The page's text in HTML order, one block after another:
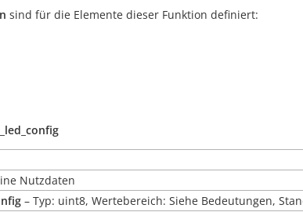
sind für die Elemente dieser Funktion definiert:
Nutzdaten
– Typ: uint8, Wertebereich: Siehe Bedeutungen,